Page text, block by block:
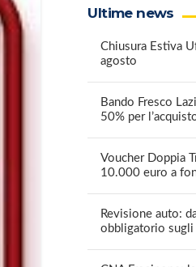
Ultime news
Chiusura Estiva
agosto
Bando Fresco
50% per
Voucher Doppia
10.000 euro a
Revisione auto:
obbligatorio sugli